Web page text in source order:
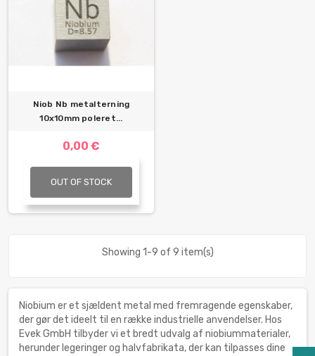
Niob Nb metalterning
10x10mm poleret...
0,00 €
OUT OF STOCK
Showing 1-9 of 9 item(s)
Niobium er et sjældent metal med fremragende egenskaber,
der gør det ideelt til en række industrielle anvendelser. Hos
Evek GmbH tilbyder vi et bredt udvalg af niobiummaterialer,
herunder legeringer og halvfabrikata, der kan tilpasses dine